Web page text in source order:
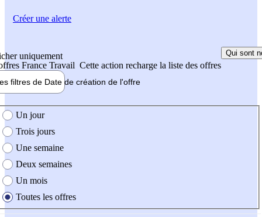
uniquement
France Travail Cette action recharge la liste des offres
Qui sont
filtres de Date de création de l'offre
création de l'offre
Un jour
Trois jours
Une semaine
Deux semaines
Un mois
Toutes les offres
Créer une alerte